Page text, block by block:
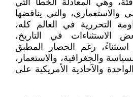
وهي المعادلة الخطأ التي
والاستعماري، والتي يناقضها
التحررية في العالم كله،
في التاريخ،
رغم الحصار المطبق
والجغرافية، والاستعمار،
والآحادية الأمريكية على